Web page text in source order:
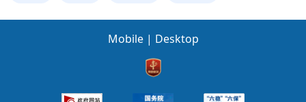
Mobile | Desktop